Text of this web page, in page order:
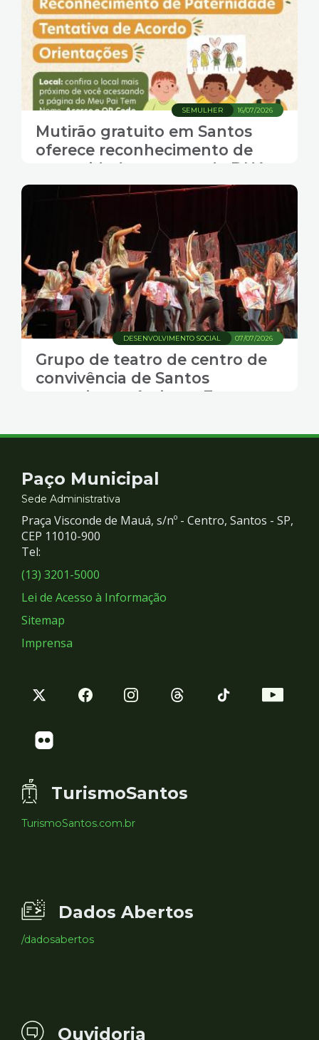
16/07/2026
SEMULHER
Mutirão gratuito em Santos
oferece reconhecimento de
paternidade e exame de DNA
07/07/2026
DESENVOLVIMENTO SOCIAL
Grupo de teatro de centro de
convivência de Santos
conquista prêmio no Fescete
Contato
e
Redes
Sociais
Paço Municipal
Sede Administrativa
Praça Visconde de Mauá, s/nº - Centro, Santos - SP,
CEP 11010-900
Tel:
(13) 3201-5000
Lei de Acesso à Informação
Sitemap
Imprensa
TurismoSantos
TurismoSantos.com.br
Dados Abertos
/dadosabertos
Ouvidoria